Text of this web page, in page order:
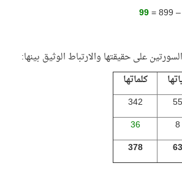
99
على حقيقتها والارتباط الوثيق بينها:
كلماتها
55
342
8
36
63
378